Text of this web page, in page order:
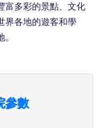
富多彩的景點、文化
界各地的遊客和學
參數